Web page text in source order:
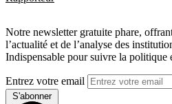
Notre newsletter gratuite phare,
l’actualité et de l’analyse des
Indispensable pour suivre la politique
Entrez votre email
S'abonner